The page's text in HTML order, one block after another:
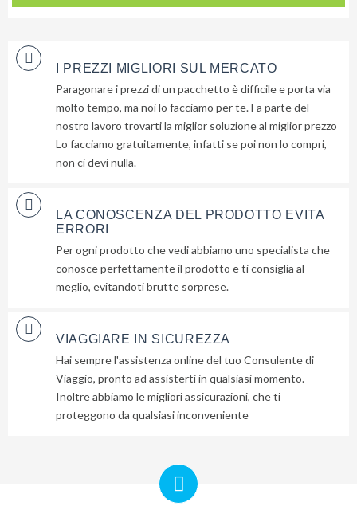
I PREZZI MIGLIORI SUL MERCATO
Paragonare i prezzi di un pacchetto è difficile e porta via
molto tempo, ma noi lo facciamo per te. Fa parte del
nostro lavoro trovarti la miglior soluzione al miglior prezzo
Lo facciamo gratuitamente, infatti se poi non lo compri,
non ci devi nulla.
LA CONOSCENZA DEL PRODOTTO EVITA
ERRORI
Per ogni prodotto che vedi abbiamo uno specialista che
conosce perfettamente il prodotto e ti consiglia al
meglio, evitandoti brutte sorprese.
VIAGGIARE IN SICUREZZA
Hai sempre l'assistenza online del tuo Consulente di
Viaggio, pronto ad assisterti in qualsiasi momento.
Inoltre abbiamo le migliori assicurazioni, che ti
proteggono da qualsiasi inconveniente